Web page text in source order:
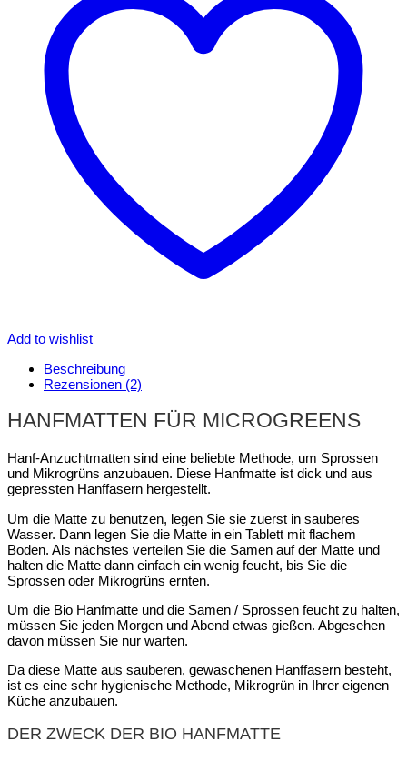
Add to wishlist
Beschreibung
Rezensionen (2)
HANFMATTEN FÜR MICROGREENS
Hanf-Anzuchtmatten sind eine beliebte Methode, um Sprossen
und Mikrogrüns anzubauen. Diese Hanfmatte ist dick und aus
gepressten Hanffasern hergestellt.
Um die Matte zu benutzen, legen Sie sie zuerst in sauberes
Wasser. Dann legen Sie die Matte in ein Tablett mit flachem
Boden. Als nächstes verteilen Sie die Samen auf der Matte und
halten die Matte dann einfach ein wenig feucht, bis Sie die
Sprossen oder Mikrogrüns ernten.
Um die Bio Hanfmatte und die Samen / Sprossen feucht zu halten,
müssen Sie jeden Morgen und Abend etwas gießen. Abgesehen
davon müssen Sie nur warten.
Da diese Matte aus sauberen, gewaschenen Hanffasern besteht,
ist es eine sehr hygienische Methode, Mikrogrün in Ihrer eigenen
Küche anzubauen.
DER ZWECK DER BIO HANFMATTE